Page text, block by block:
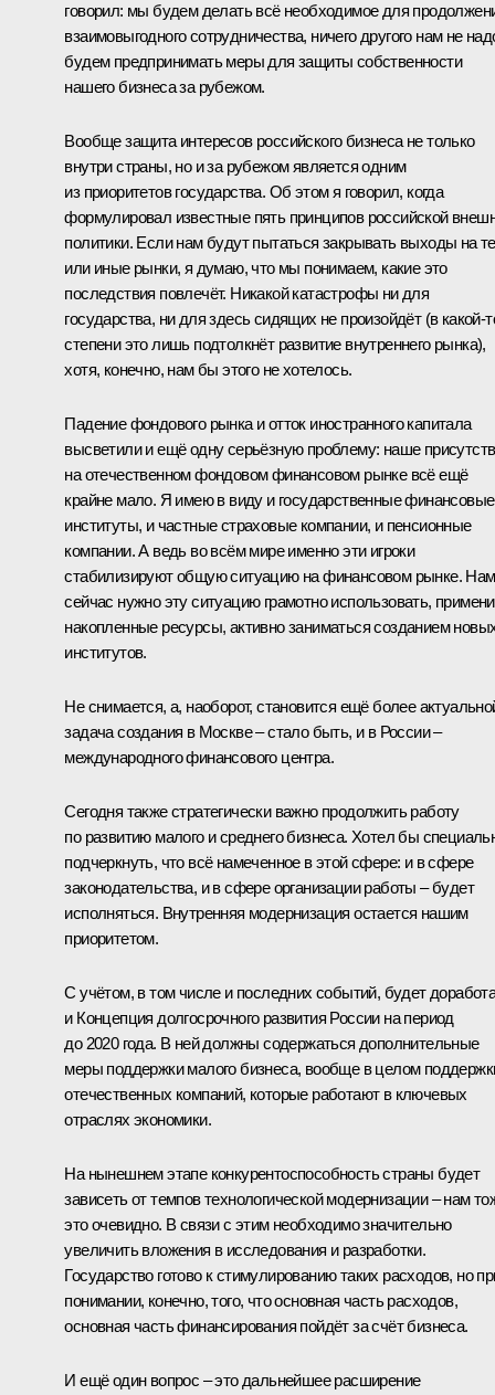
говорил: мы будем делать всё необходимое для
взаимовыгодного сотрудничества, ничего другого нам не
будем предпринимать меры для защиты собственности
нашего бизнеса за рубежом.
Вообще защита интересов российского бизнеса не только
внутри страны, но и за рубежом является одним
из приоритетов государства. Об этом я говорил, когда
формулировал известные пять принципов российской
политики. Если нам будут пытаться закрывать выходы на те
или иные рынки, я думаю, что мы понимаем, какие это
последствия повлечёт. Никакой катастрофы ни для
государства, ни для здесь сидящих не произойдёт (в
степени это лишь подтолкнёт развитие внутреннего рынка),
хотя, конечно, нам бы этого не хотелось.
Падение фондового рынка и отток иностранного капитала
высветили и ещё одну серьёзную проблему: наше
на отечественном фондовом финансовом рынке всё ещё
крайне мало. Я имею в виду и государственные финансовые
институты, и частные страховые компании, и пенсионные
компании. А ведь во всём мире именно эти игроки
стабилизируют общую ситуацию на финансовом рынке. Нам
сейчас нужно эту ситуацию грамотно использовать,
накопленные ресурсы, активно заниматься созданием
институтов.
Не снимается, а, наоборот, становится ещё более
задача создания в Москве – стало быть, и в России –
международного финансового центра.
Сегодня также стратегически важно продолжить работу
по развитию малого и среднего бизнеса. Хотел бы
подчеркнуть, что всё намеченное в этой сфере: и в сфере
законодательства, и в сфере организации работы – будет
исполняться. Внутренняя модернизация остается нашим
приоритетом.
С учётом, в том числе и последних событий, будет
и Концепция долгосрочного развития России на период
до 2020 года. В ней должны содержаться дополнительные
меры поддержки малого бизнеса, вообще в целом
отечественных компаний, которые работают в ключевых
отраслях экономики.
На нынешнем этапе конкурентоспособность страны будет
зависеть от темпов технологической модернизации – нам
это очевидно. В связи с этим необходимо значительно
увеличить вложения в исследования и разработки.
Государство готово к стимулированию таких расходов, но
понимании, конечно, того, что основная часть расходов,
основная часть финансирования пойдёт за счёт бизнеса.
И ещё один вопрос – это дальнейшее расширение